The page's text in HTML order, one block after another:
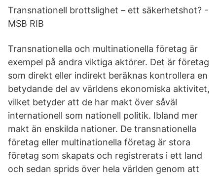
Transnationell brottslighet – ett säkerhetshot? -
MSB RIB
Transnationella och multinationella företag är
exempel på andra viktiga aktörer. Det är företag
som direkt eller indirekt beräknas kontrollera en
betydande del av världens ekonomiska aktivitet,
vilket betyder att de har makt över såväl
internationell som nationell politik. Ibland mer
makt än enskilda nationer. De transnationella
företag eller multinationella företag är stora
företag som skapats och registrerats i ett land
och sedan sprids över hela världen genom att